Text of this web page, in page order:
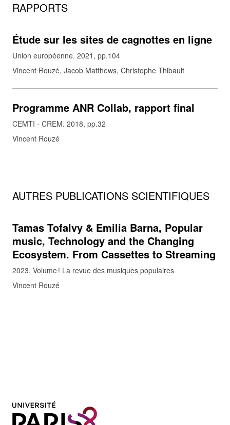
RAPPORTS
Étude sur les sites de cagnottes en ligne
Union européenne. 2021, pp.104
Vincent Rouzé, Jacob Matthews, Christophe Thibault
Programme ANR Collab, rapport final
CEMTI - CREM. 2018, pp.32
Vincent Rouzé
AUTRES PUBLICATIONS SCIENTIFIQUES
Tamas Tofalvy & Emilia Barna, Popular
music, Technology and the Changing
Ecosystem. From Cassettes to Streaming
2023 Volume ! La revue des musiques populaires
Vincent Rouzé